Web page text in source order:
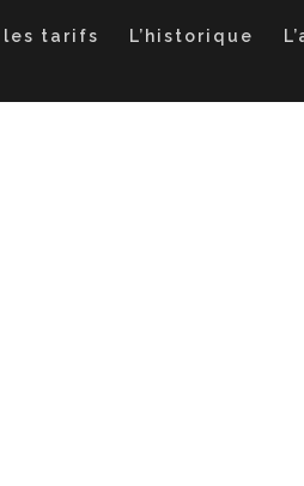
les tarifs L’historique